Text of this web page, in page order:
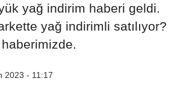
yağ indirim haberi geldi.
yağ indirimli satılıyor?
2023 - 11:17